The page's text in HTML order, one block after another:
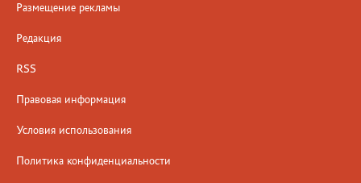
Размещение рекламы
Редакция
RSS
Правовая информация
Условия использования
Политика конфиденциальности